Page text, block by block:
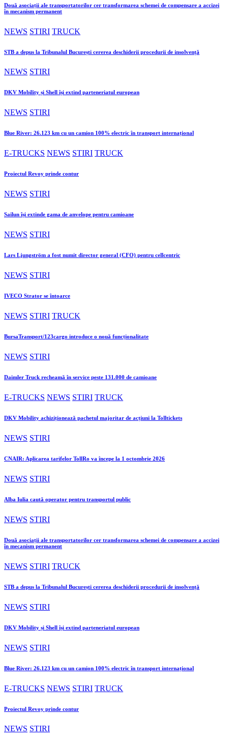
Două asociații ale transportatorilor cer transformarea schemei de compensare a accizei
în mecanism permanent
NEWS STIRI TRUCK
STB a depus la Tribunalul București cererea deschiderii procedurii de insolvență
NEWS STIRI
DKV Mobility și Shell își extind parteneriatul european
NEWS STIRI
Blue River: 26.123 km cu un camion 100% electric în transport internațional
E-TRUCKS NEWS STIRI TRUCK
Proiectul Revoy prinde contur
NEWS STIRI
Sailun își extinde gama de anvelope pentru camioane
NEWS STIRI
Lars Ljungström a fost numit director general (CFO) pentru cellcentric
NEWS STIRI
IVECO Strator se întoarce
NEWS STIRI TRUCK
BursaTransport/123cargo introduce o nouă funcționalitate
NEWS STIRI
Daimler Truck recheamă în service peste 131.000 de camioane
E-TRUCKS NEWS STIRI TRUCK
DKV Mobility achiziționează pachetul majoritar de acțiuni la Tolltickets
NEWS STIRI
CNAIR: Aplicarea tarifelor TollRo va începe la 1 octombrie 2026
NEWS STIRI
Alba Iulia caută operator pentru transportul public
NEWS STIRI
Două asociații ale transportatorilor cer transformarea schemei de compensare a accizei
în mecanism permanent
NEWS STIRI TRUCK
STB a depus la Tribunalul București cererea deschiderii procedurii de insolvență
NEWS STIRI
DKV Mobility și Shell își extind parteneriatul european
NEWS STIRI
Blue River: 26.123 km cu un camion 100% electric în transport internațional
E-TRUCKS NEWS STIRI TRUCK
Proiectul Revoy prinde contur
NEWS STIRI